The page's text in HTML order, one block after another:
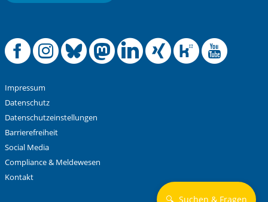
Anti-Roboter-Verifizierung
Alle Informationen zum Schutz der Daten sind sind in
Offizielle
Offizielle
Offizielle
Offizielle
Offizielle
Impressum
Datenschutz
Datenschutzeinstellungen
Barrierefreiheit
Social Media
Compliance & Meldewesen
Kontakt
🔍 Suchen & Fragen